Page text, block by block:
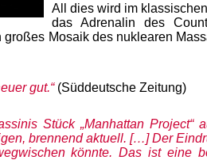
All dies wird im
das Adrenalin des
großes Mosaik des nuklearen
gut.“(Süddeutsche Zeitung)
Stück „Manhattan
brennend aktuell. […] Der
könnte. Das ist eine